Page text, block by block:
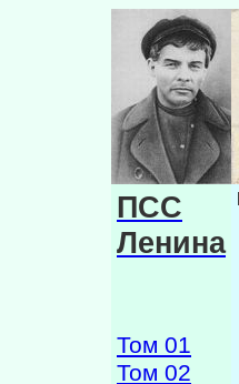
ПСС
Ленина
Том 01
Том 02